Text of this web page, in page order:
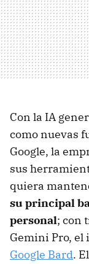
Con la IA
como nuevas
Google, la
sus
quiera
su principal
personal; con
Gemini Pro, el
Google Bard.